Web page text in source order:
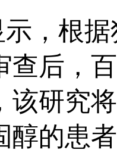
，根
查后，
该研究
醇的患